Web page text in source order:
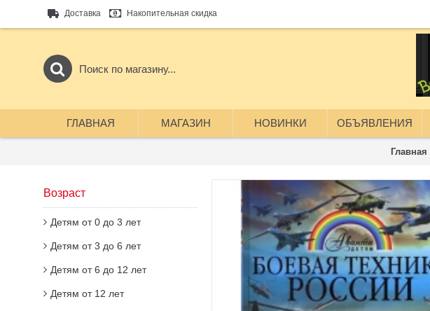
Доставка Накопительная скидка
ГЛАВНАЯ МАГАЗИН НОВИНКИ ОБЪЯВЛЕНИЯ
Главная
Возраст
Детям от 0 до 3 лет
Детям от 3 до 6 лет
Детям от 6 до 12 лет
Детям от 12 лет